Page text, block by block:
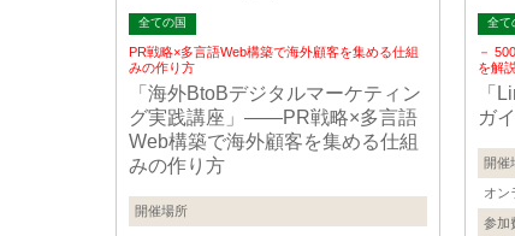
全ての国
PR戦略×多言語Web構築で海外顧客を集める仕組
みの作り方
「海外BtoBデジタルマーケティン
グ実践講座」——PR戦略×多言語
Web構築で海外顧客を集める仕組
みの作り方
開催場所
全て
－
を解
「
ガ
開催
オン
参加